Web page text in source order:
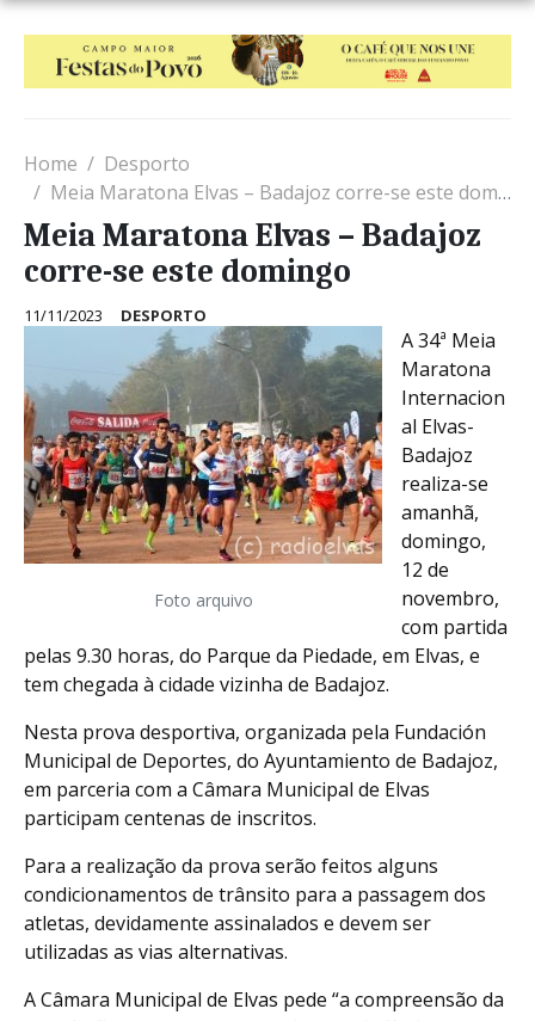
Home
Desporto
Meia Maratona Elvas – Badajoz corre-se este domingo
Meia Maratona Elvas – Badajoz
corre-se este domingo
11/11/2023 DESPORTO
Foto arquivo
A 34ª Meia
Maratona
Internacion
al Elvas-
Badajoz
realiza-se
amanhã,
domingo,
12 de
novembro,
com partida
pelas 9.30 horas, do Parque da Piedade, em Elvas, e
tem chegada à cidade vizinha de Badajoz.
Nesta prova desportiva, organizada pela Fundación
Municipal de Deportes, do Ayuntamiento de Badajoz,
em parceria com a Câmara Municipal de Elvas
participam centenas de inscritos.
Para a realização da prova serão feitos alguns
condicionamentos de trânsito para a passagem dos
atletas, devidamente assinalados e devem ser
utilizadas as vias alternativas.
A Câmara Municipal de Elvas pede “a compreensão da